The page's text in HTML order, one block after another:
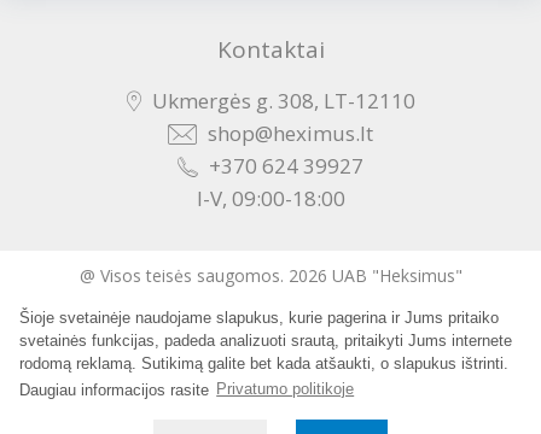
Šioje svetainėje naudojame slapukus, kurie pagerina ir Jums pritaiko
svetainės funkcijas, padeda analizuoti srautą, pritaikyti Jums internete
rodomą reklamą. Sutikimą galite bet kada atšaukti, o slapukus ištrinti.
Daugiau informacijos rasite Privatumo politikoje
Kontaktai
Ukmergės g. 308, LT-12110
shop@heximus.lt
+370 624 39927
I-V, 09:00-18:00
@ Visos teisės saugomos. 2026 UAB "Heksimus"
Sukurta: